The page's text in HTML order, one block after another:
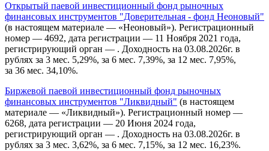
Открытый паевой инвестиционный фонд рыночных
финансовых инструментов "Доверительная - фонд Неоновый"
(в настоящем материале — «Неоновый»). Регистрационный
номер — 4692, дата регистрации — 11 Ноября 2021 года,
регистрирующий орган — . Доходность на 03.08.2026г. в
рублях за 3 мес. 5,29%, за 6 мес. 7,39%, за 12 мес. 7,95%,
за 36 мес. 34,10%.
Биржевой паевой инвестиционный фонд рыночных
финансовых инструментов "Ликвидный" (в настоящем
материале — «Ликвидный»). Регистрационный номер —
6268, дата регистрации — 20 Июня 2024 года,
регистрирующий орган — . Доходность на 03.08.2026г. в
рублях за 3 мес. 3,62%, за 6 мес. 7,15%, за 12 мес. 16,23%.